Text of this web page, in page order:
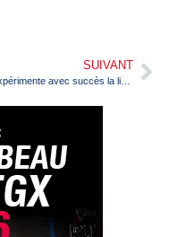
SUIVANT
UPS expérimente avec succès la livraison par drone depuis un camion